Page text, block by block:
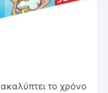
το χρόνο